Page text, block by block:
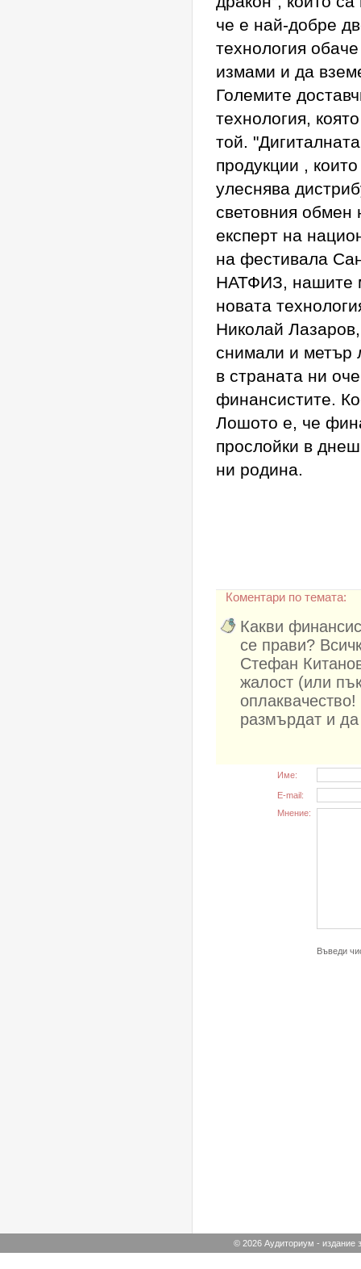
че е най-добре
технология
измами и да
Големите
технология,
той.
продукции ,
улеснява
световния обмен
експерт на
на фестивала
НАТФИЗ, нашите
новата
Николай
снимали и метър
в страната ни
финансистите.
Лошото е, че
прослойки в
ни родина.
Коментари по темата:
Какви
се прави?
Стефан
жалост (или
размърдат и да
Име:
E-mail:
Мнение:
Въведи
© 2026 Аудиториум - издание